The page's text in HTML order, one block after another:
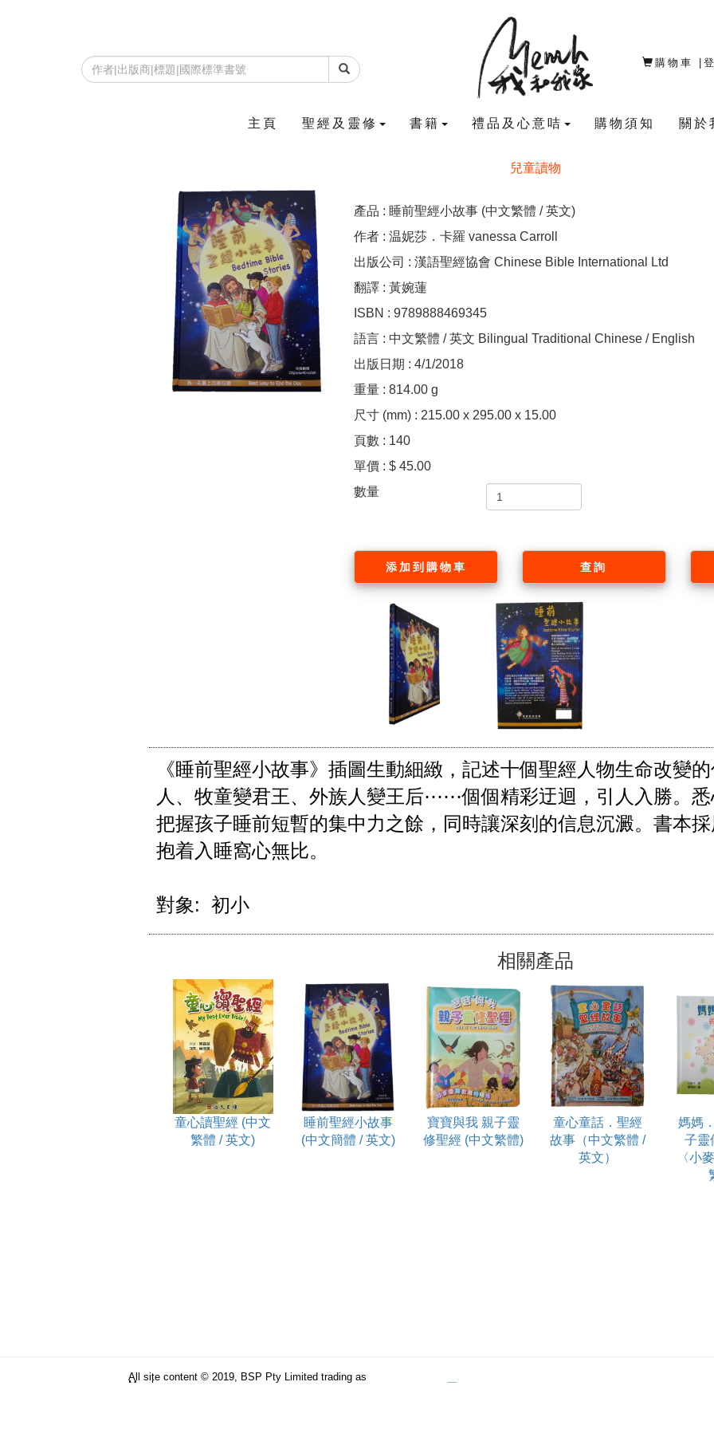
主頁 聖經及靈修 書籍 禮品及心意咭 購物須知 關於
購物車 |
兒童讀物
產品 : 睡前聖經小故事 (中文繁體 / 英文)
作者 : 温妮莎．卡羅 vanessa Carroll
出版公司 : 漢語聖經協會 Chinese Bible International Ltd
翻譯 : 黃婉蓮
ISBN : 9789888469345
語言 : 中文繁體 / 英文 Bilingual Traditional Chinese / English
出版日期 : 4/1/2018
重量 : 814.00 g
尺寸 (mm) : 215.00 x 295.00 x 15.00
頁數 : 140
單價 : $ 45.00
數量
添加到購物車 查詢
《睡前聖經小故事》插圖生動細緻，記述十個聖經人物生命改變
人、牧童變君王、外族人變王后⋯⋯個個精彩迂迴，引人入勝。
把握孩子睡前短暫的集中力之餘，同時讓深刻的信息沉澱。書本
抱着入睡窩心無比。
對象:  初小
相關產品
童心讀聖經 (中文
繁體 / 英文)
睡前聖經小故事
(中文簡體 / 英文)
寶寶與我 親子靈
修聖經 (中文繁體)
童心童話．聖經
故事（中文繁體 /
英文）
媽媽
子靈
〈小
All site content © 2019, BSP Pty Limited trading as
Memh